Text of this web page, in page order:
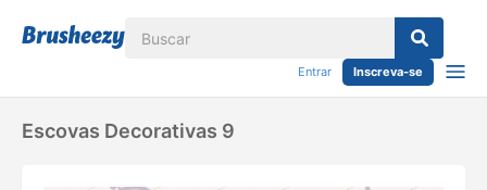
Entrar Inscreva-se
Escovas Decorativas 9